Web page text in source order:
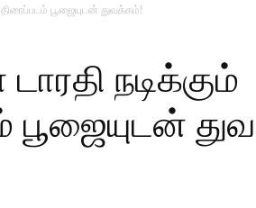
திரைப்படம் பூஜையுடன் துவக்கம்!
நடிக்கும்
பூஜையுடன்